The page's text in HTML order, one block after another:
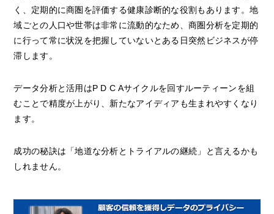
く、定期的に商圏を評価する健康診断的な役割もあります。地
域ごとの人口や世帯は非常に流動的なため、商圏分析を定期的
に行って常に状況を把握していないとある日突然ビジネスが停
滞します。
データ分析と活用はP D C Aサイクルを回すルーティーンを組
むことで精度が上がり、新たなアイディアも生まれやすくなり
ます。
成功の秘訣は「地道な分析とトライアルの継続」と言えるかも
しれません。